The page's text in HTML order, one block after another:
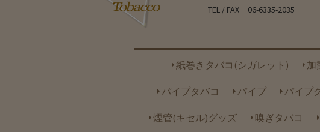
TEL / FAX 06-6335-2035
紙巻きタバコ(シガレット) 加
パイプタバコ パイプ パイプ
煙管(キセル)グッズ 嗅ぎタバコ